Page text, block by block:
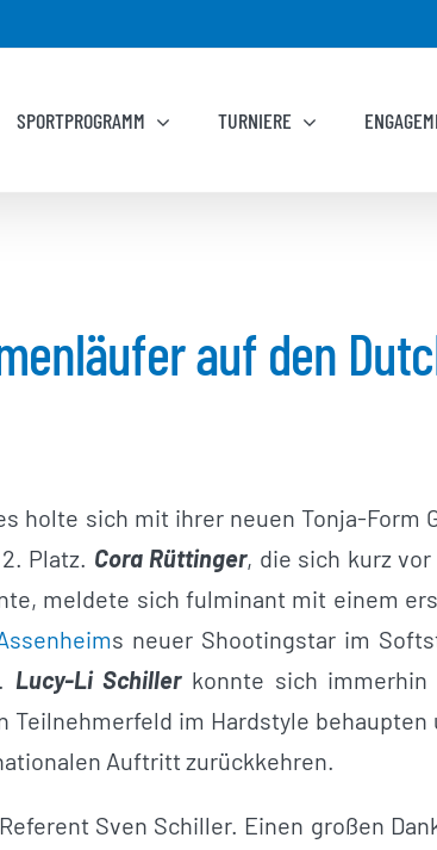
SPORTPROGRAMM TURNIERE
auf den
holte sich mit ihrer neuen Tonja-Form
Platz. Cora Rüttinger, die sich kurz
meldete sich fulminant mit einem
s neuer Shootingstar im
Lucy-Li Schillerkonnte sich immerhin
Teilnehmerfeld im Hardstyle behaupten
Auftritt zurückkehren.
Sven Schiller. Einen großen